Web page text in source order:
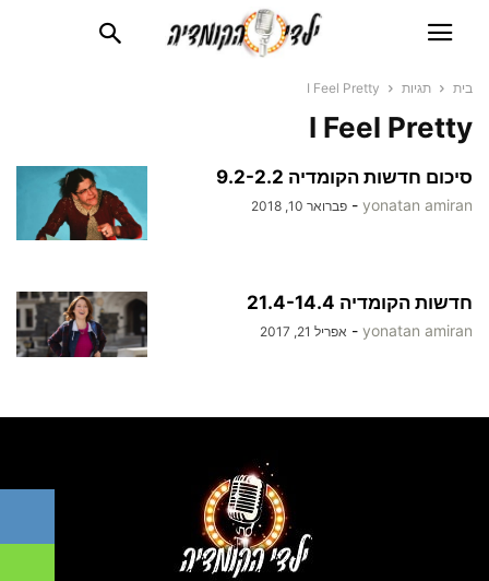
בית תגיות I Feel Pretty
I Feel Pretty
סיכום חדשות הקומדיה 9.2-2.2
yonatan amiran
- פברואר 10, 2018
חדשות הקומדיה 21.4-14.4
yonatan amiran
- אפריל 21, 2017